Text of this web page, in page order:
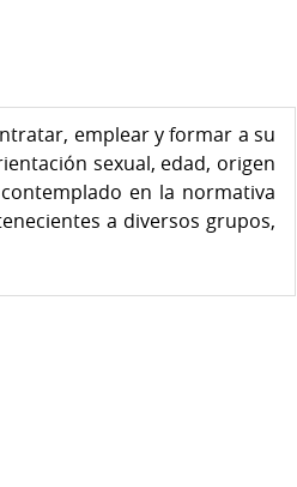
emplear y formar a su
sexual, edad, origen
en la normativa
a diversos grupos,